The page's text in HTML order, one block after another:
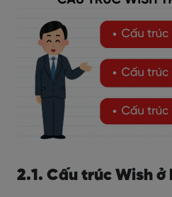
2.1. Cấu trúc Wish ở